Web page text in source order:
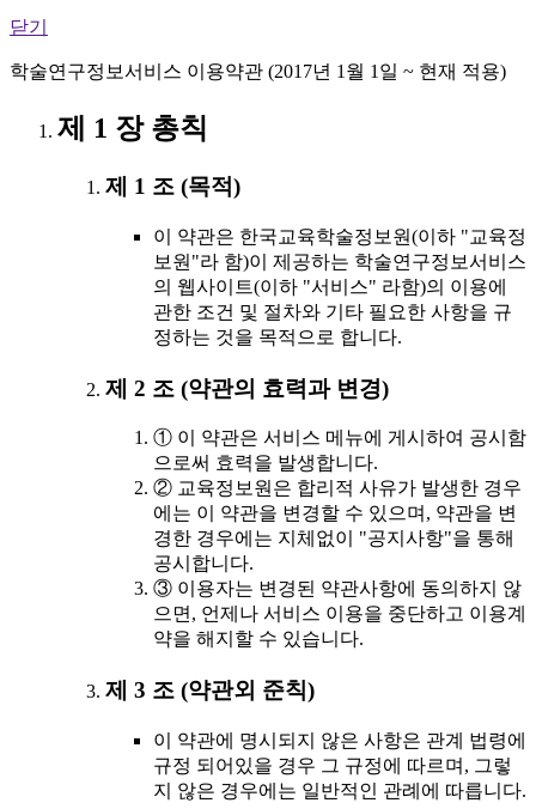
닫기
학술연구정보서비스 이용약관 (2017년 1월 1일 ~ 현재 적용)
제 1 장 총칙
제 1 조 (목적)
이 약관은 한국교육학술정보원(이하 "교육정
보원"라 함)이 제공하는 학술연구정보서비스
의 웹사이트(이하 "서비스" 라함)의 이용에
관한 조건 및 절차와 기타 필요한 사항을 규
정하는 것을 목적으로 합니다.
제 2 조 (약관의 효력과 변경)
① 이 약관은 서비스 메뉴에 게시하여 공시함
으로써 효력을 발생합니다.
② 교육정보원은 합리적 사유가 발생한 경우
에는 이 약관을 변경할 수 있으며, 약관을 변
경한 경우에는 지체없이 "공지사항"을 통해
공시합니다.
③ 이용자는 변경된 약관사항에 동의하지 않
으면, 언제나 서비스 이용을 중단하고 이용계
약을 해지할 수 있습니다.
제 3 조 (약관외 준칙)
이 약관에 명시되지 않은 사항은 관계 법령에
규정 되어있을 경우 그 규정에 따르며, 그렇
지 않은 경우에는 일반적인 관례에 따릅니다.